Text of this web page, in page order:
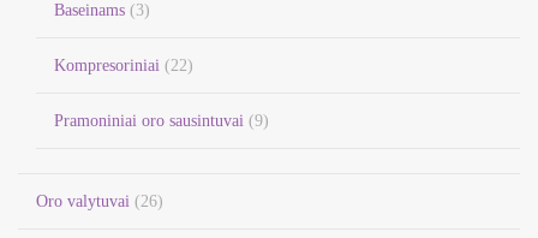
Baseinams (3)
Kompresoriniai (22)
Pramoniniai oro sausintuvai (9)
Oro valytuvai (26)